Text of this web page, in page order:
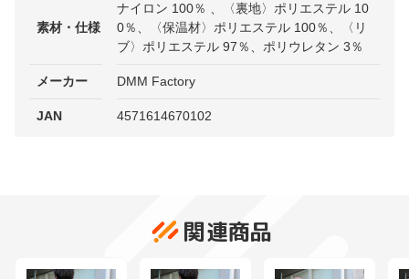
素材・仕様
ナイロン 100％ 、〈裏地〉ポリエステル 10
0％、〈保温材〉ポリエステル 100％、〈リ
ブ〉ポリエステル 97％、ポリウレタン 3％
メーカー DMM Factory
JAN 4571614670102
関連商品